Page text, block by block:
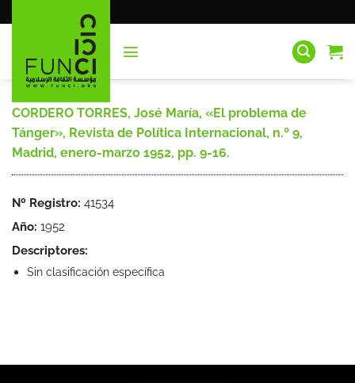
al
CORDERO TORRES, José María, «El problema de
Tánger», Revista de Política Internacional, n.º 9,
Madrid, enero-marzo 1952, pp. 9-16.
Nº Registro: 41534
Año: 1952
Descriptores:
Sin clasificación específica